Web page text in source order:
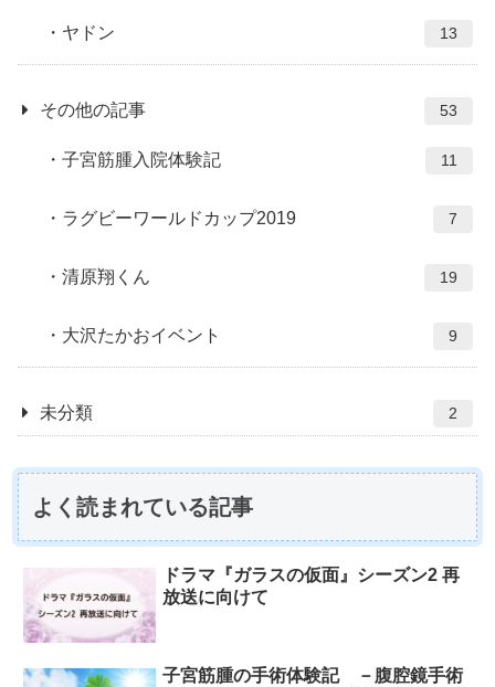
ヤドン 13
その他の記事 53
子宮筋腫入院体験記 11
ラグビーワールドカップ2019 7
清原翔くん 19
大沢たかおイベント 9
未分類 2
よく読まれている記事
ドラマ『ガラスの仮面』シーズン2 再
放送に向けて
子宮筋腫の手術体験記 －腹腔鏡手術